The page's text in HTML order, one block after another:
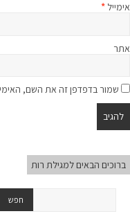
אימייל *
אתר
שמור בדפדפן זה את השם,
ברוכים הבאים למגילת רות